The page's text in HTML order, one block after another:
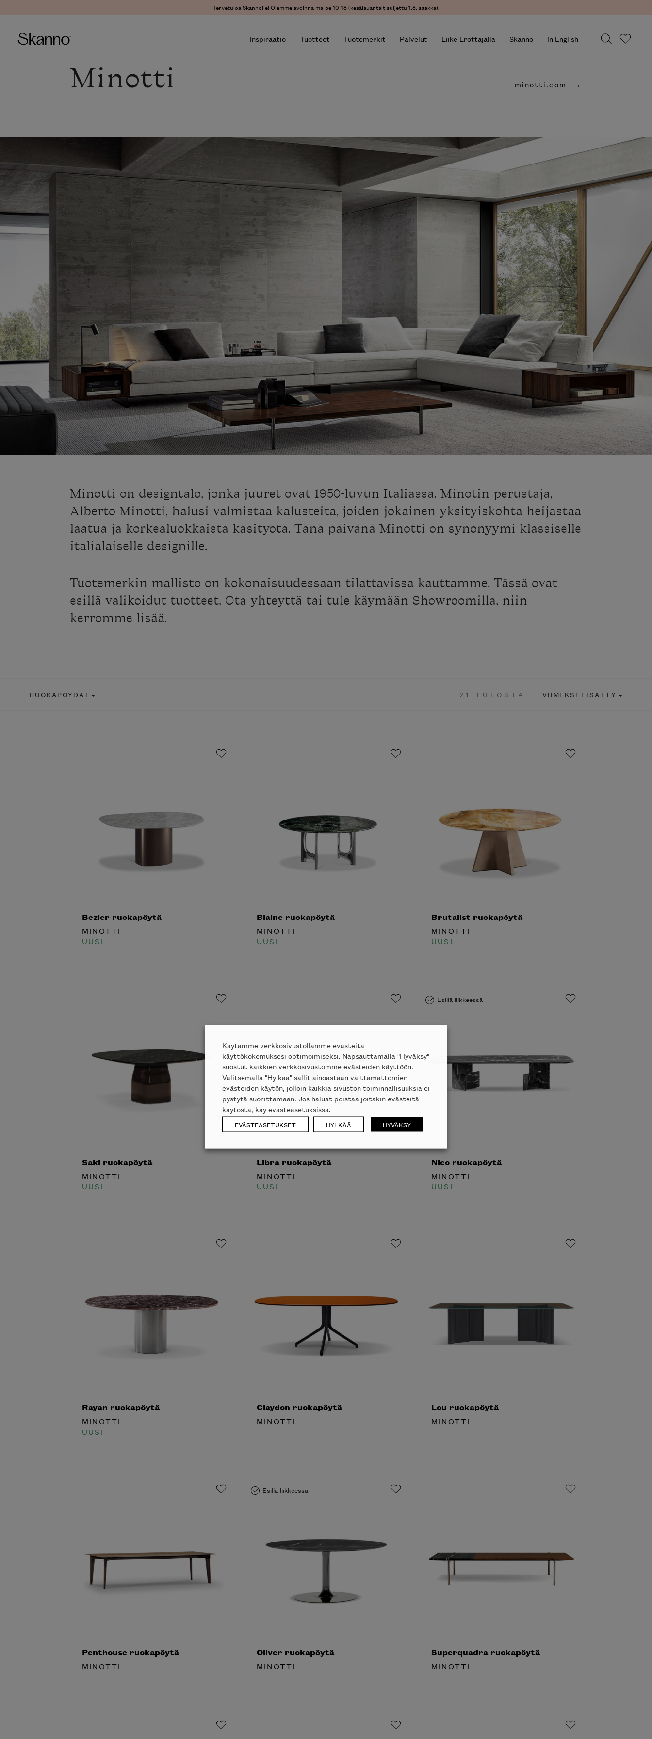
Tervetuloa Skannolle! Olemme avoinna ma-pe 10-18 (kesälauantait suljettu 1.8. saakka).
Inspiraatio Tuotteet Tuotemerkit Palvelut Liike Erottajalla Skanno In English
Minotti minotti.com
Minotti on designtalo, jonka juuret ovat 1950-luvun Italiassa. Minotin perustaja,
Alberto Minotti, halusi valmistaa kalusteita, joiden jokainen yksityiskohta heijastaa
laatua ja korkealuokkaista käsityötä. Tänä päivänä Minotti on synonyymi klassiselle
italialaiselle designille.
Tuotemerkin mallisto on kokonaisuudessaan tilattavissa kauttamme. Tässä ovat
esillä valikoidut tuotteet. Ota yhteyttä tai tule käymään Showroomilla, niin
kerromme lisää.
RUOKAPÖYDÄT 21 TULOSTA VIIMEKSI LISÄTTY
Bezier ruokapöytä
MINOTTI
UUSI
Blaine ruokapöytä
MINOTTI
UUSI
Brutalist ruokapöytä
MINOTTI
UUSI
Saki ruokapöytä
UUSI
Libra ruokapöytä
UUSI
Esillä liikkeessä
Nico ruokapöytä
UUSI
MINOTTI
UUSI
MINOTTI
MINOTTI MINOTTI MINOTTI
Haluatko tilata
Käytämme verkkosivustollamme evästeitä
käyttökokemuksesi optimoimiseksi. Napsauttamalla "Hyväksy"
suostut kaikkien verkkosivustomme evästeiden käyttöön.
Valitsemalla "Hylkää" sallit ainoastaan välttämättömien
evästeiden käytön, jolloin kaikkia sivuston toiminnallisuuksia ei
pystytä suorittamaan. Jos haluat poistaa joitakin evästeitä
käytöstä, käy evästeasetuksissa.
EVÄSTEASETUKSET HYLKÄÄ HYVÄKSY